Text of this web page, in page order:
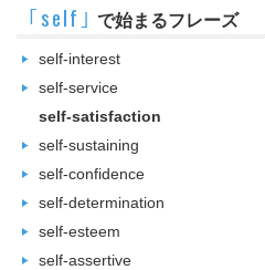
｢self｣ で始まるフレーズ
self-interest
self-service
self-satisfaction
self-sustaining
self-confidence
self-determination
self-esteem
self-assertive